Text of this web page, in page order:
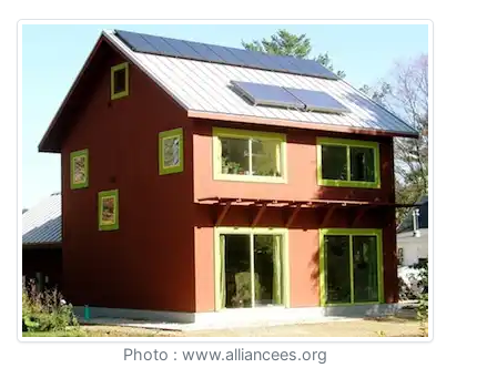
Photo : www.alliancees.org